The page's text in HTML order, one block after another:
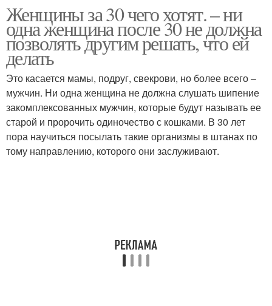
Женщины за 30 чего хотят. – ни
одна женщина после 30 не должна
позволять другим решать, что ей
делать
Это касается мамы, подруг, свекрови, но более всего –
мужчин. Ни одна женщина не должна слушать шипение
закомплексованных мужчин, которые будут называть ее
старой и пророчить одиночество с кошками. В 30 лет
пора научиться посылать такие организмы в штанах по
тому направлению, которого они заслуживают.